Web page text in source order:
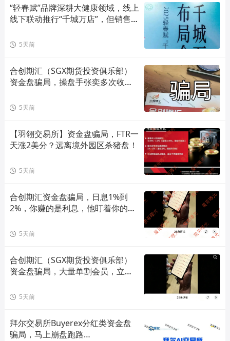
“轻春赋”品牌深耕大健康领域，线上
线下联动推行“千城万店”，但销售模
5天前
合创期汇（SGX期货投资俱乐部）
资金盘骗局，操盘手张奕多次收割
5天前
【羽翎交易所】资金盘骗局，FTR一
天涨2美分？远离境外园区杀猪盘！
5天前
合创期汇资金盘骗局，日息1%到
2%，你赚的是利息，他盯着你的本
5天前
合创期汇（SGX期货投资俱乐部）
资金盘骗局，大量单割会员，立即
5天前
拜尔交易所Buyerex分红类资金盘
骗局，马上崩盘跑路…